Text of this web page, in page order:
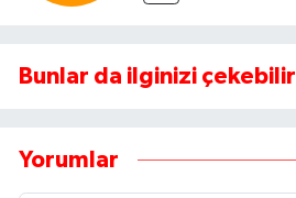
Bunlar da ilginizi çekebilir
Yorumlar